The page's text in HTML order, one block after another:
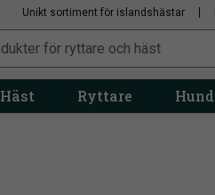
Unikt sortiment för islandshästar
Häst Ryttare Hund